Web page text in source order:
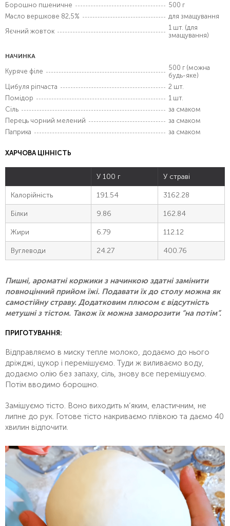
Борошно пшеничне
500 г
Масло вершкове 82,5%
для змащування
Яєчний жовток
1 шт. (для
змащування)
НАЧИНКА
Куряче філе
500 г (можна
будь-яке)
Цибуля ріпчаста
2 шт.
Помідор
1 шт.
Сіль
за смаком
Перець чорний мелений
за смаком
Паприка
за смаком
ХАРЧОВА ЦІННІСТЬ
У 100 г У страві
Калорійність 191.54 3162.28
Білки 9.86 162.84
Жири 6.79 112.12
Вуглеводи 24.27 400.76
Пишні, ароматні коржики з начинкою здатні замінити
повноцінний прийом їжі. Подавати їх до столу можна як
самостійну страву. Додатковим плюсом є відсутність
метушні з тістом. Також їх можна заморозити “на потім”.
ПРИГОТУВАННЯ:
Відправляємо в миску тепле молоко, додаємо до нього
дріжджі, цукор і перемішуємо. Туди ж виливаємо воду,
додаємо олію без запаху, сіль, знову все перемішуємо.
Потім вводимо борошно.
Замішуємо тісто. Воно виходить м’яким, еластичним, не
липне до рук. Готове тісто накриваємо плівкою та даємо 40
хвилин відпочити.